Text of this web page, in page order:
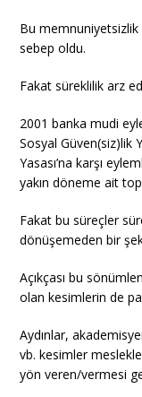
Bu
sebep oldu.
Fakat süreklilik arz
2001 banka mudi
Sosyal Güven(siz)lik
Yasası’na karşı
yakın döneme ait
Fakat bu süreçler
dönüşemeden bir
Açıkçası bu
olan kesimlerin de
Aydınlar,
vb. kesimler
yön veren/vermesi